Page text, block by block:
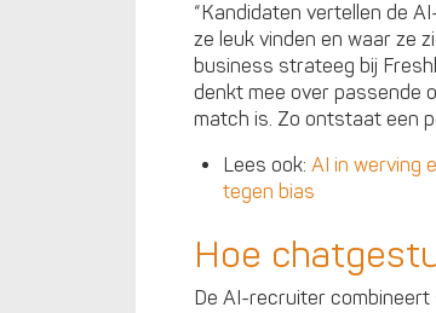
“Kandidaten vertellen de
ze leuk vinden en waar ze
business strateeg bij
denkt mee over passende
match is. Zo ontstaat een
Lees ook: AI in werving
tegen bias
Hoe
De AI-recruiter combineert